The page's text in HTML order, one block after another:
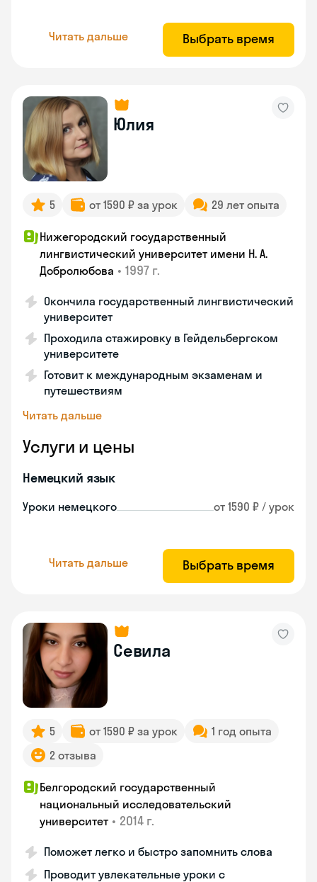
Читать дальше Выбрать время
Юлия
5 от 1590 ₽ за урок 29 лет опыта
Нижегородский государственный
лингвистический университет имени Н. А.
Добролюбова • 1997 г.
Окончила государственный лингвистический
университет
Проходила стажировку в Гейдельбергском
университете
Готовит к международным экзаменам и
путешествиям
Читать дальше
Услуги и цены
Немецкий язык
Уроки немецкого от 1590 ₽ / урок
Читать дальше Выбрать время
Севила
5 от 1590 ₽ за урок
1 год опыта
2 отзыва
Белгородский государственный
национальный исследовательский
университет • 2014 г.
Поможет легко и быстро запомнить слова
Проводит увлекательные уроки с